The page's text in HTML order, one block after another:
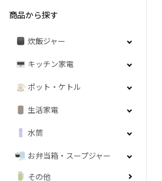
商品から探す
炊飯ジャー
キッチン家電
ポット・ケトル
生活家電
水筒
お弁当箱・スープジャー
その他